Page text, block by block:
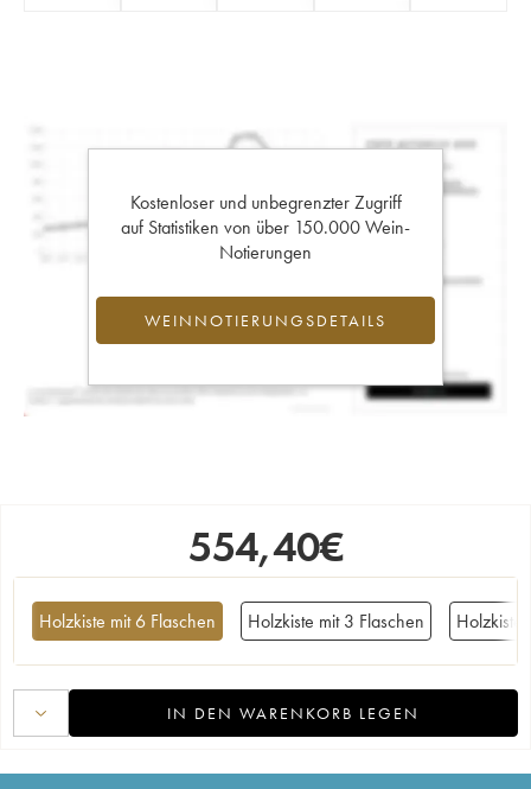
Kostenloser und unbegrenzter Zugriff
auf Statistiken von über 150.000 Wein-
Notierungen
WEINNOTIERUNGSDETAILS
554,40€
Holzkiste mit 6 Flaschen Holzkiste mit 3 Flaschen Holzkiste
IN DEN WARENKORB LEGEN